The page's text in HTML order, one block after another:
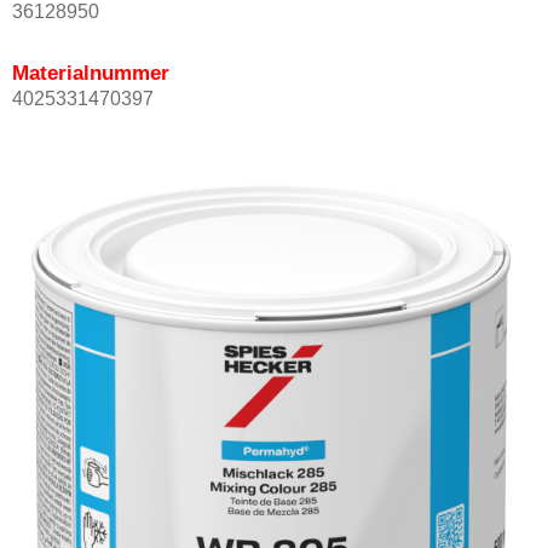
36128950
Materialnummer
4025331470397